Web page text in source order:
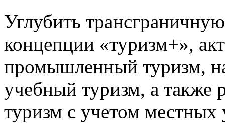
Углубить
концепции «туризм+»,
промышленный туризм,
учебный туризм, а также
туризм с учетом местных